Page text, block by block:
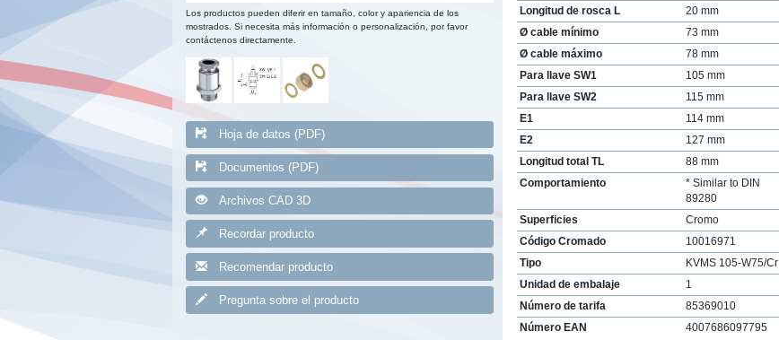
Los productos pueden diferir en tamaño, color y apariencia de los
mostrados. Si necesita más información o personalización, por favor
contáctenos directamente.
Hoja de datos (PDF)
Documentos (PDF)
Archivos CAD 3D
Recordar producto
Recomendar producto
Pregunta sobre el producto
Longitud de rosca L
20 mm
Ø cable mínimo
73 mm
Ø cable máximo
78 mm
Para llave SW1
105 mm
Para llave SW2
115 mm
E1
114 mm
E2
127 mm
Longitud total TL
88 mm
Comportamiento
* Similar to DIN
89280
Superficies
Cromo
Código Cromado
10016971
Tipo
KVMS 105-W75/Cr
Unidad de embalaje
1
Número de tarifa
85369010
Número EAN
4007686097795